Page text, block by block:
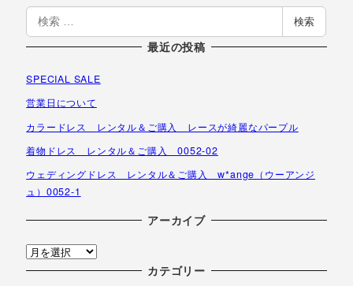
検
索
検索
最近の投稿
SPECIAL SALE
営業日について
カラードレス レンタル＆ご購入 レースが綺麗なパープル
着物ドレス レンタル＆ご購入 0052-02
ウェディングドレス レンタル＆ご購入 w*ange（ウーアンジ
ュ）0052-1
アーカイブ
ア
ー
カテゴリー